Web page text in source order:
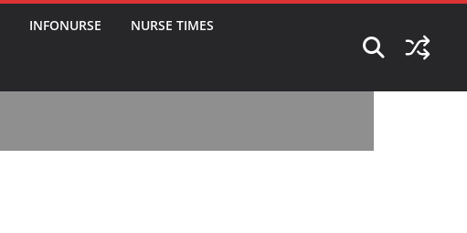
INFONURSE NURSE TIMES